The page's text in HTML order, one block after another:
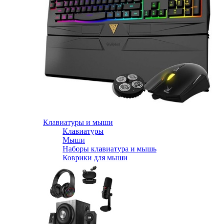
Клавиатуры и мыши
Клавиатуры
Мыши
Наборы клавиатура и мышь
Коврики для мыши